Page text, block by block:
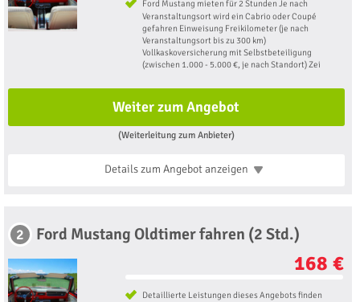
Ford Mustang mieten für 2 Stunden Je nach
Veranstaltungsort wird ein Cabrio oder Coupé
gefahren Einweisung Freikilometer (je nach
Veranstaltungsort bis zu 300 km)
Vollkaskoversicherung mit Selbstbeteiligung
(zwischen 1.000 - 5.000 €, je nach Standort) Zei
Weiter zum Angebot
(Weiterleitung zum Anbieter)
Details zum Angebotanzeigen
2 Ford Mustang Oldtimer fahren (2 Std.)
168 €
Detaillierte Leistungen dieses Angebots finden